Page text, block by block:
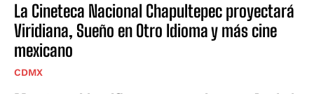
La Cineteca Nacional Chapultepec proyectará
Viridiana, Sueño en Otro Idioma y más cine
mexicano
CDMX